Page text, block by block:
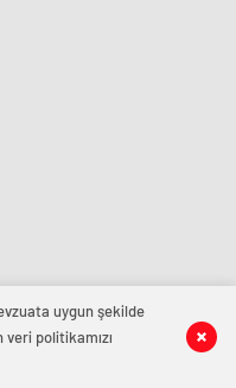
uygun şekilde
politikamızı